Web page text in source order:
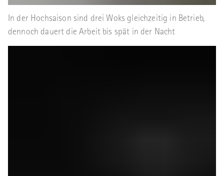
In der Hochsaison sind drei Woks gleichzeitig in Betrieb,
dennoch dauert die Arbeit bis spät in der Nacht